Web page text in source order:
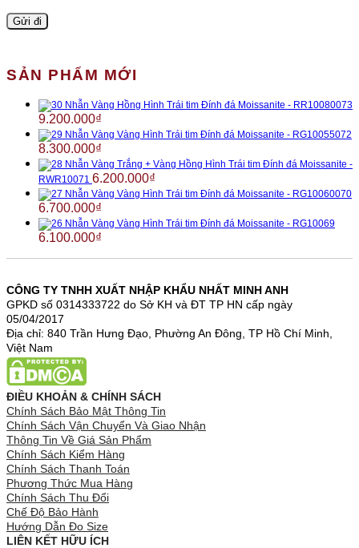
SẢN PHẨM MỚI
Nhẫn Vàng Hồng Hình Trái tim Đính đá Moissanite - RR10080073
9.200.000₫
Nhẫn Vàng Vàng Hình Trái tim Đính đá Moissanite - RG10055072
8.300.000₫
Nhẫn Vàng Trắng + Vàng Hồng Hình Trái tim Đính đá Moissanite -
RWR10071 6.200.000₫
Nhẫn Vàng Vàng Hình Trái tim Đính đá Moissanite - RG10060070
6.700.000₫
Nhẫn Vàng Vàng Hình Trái tim Đính đá Moissanite - RG10069
6.100.000₫
CÔNG TY TNHH XUẤT NHẬP KHẨU NHẤT MINH ANH
GPKD số 0314333722 do Sở KH và ĐT TP HN cấp ngày
05/04/2017
Địa chỉ: 840 Trần Hưng Đạo, Phường An Đông, TP Hồ Chí Minh,
Việt Nam
ĐIỀU KHOẢN & CHÍNH SÁCH
Chính Sách Bảo Mật Thông Tin
Chính Sách Vận Chuyển Và Giao Nhận
Thông Tin Về Giá Sản Phẩm
Chính Sách Kiểm Hàng
Chính Sách Thanh Toán
Phương Thức Mua Hàng
Chính Sách Thu Đổi
Chế Độ Bảo Hành
Hướng Dẫn Đo Size
LIÊN KẾT HỮU ÍCH